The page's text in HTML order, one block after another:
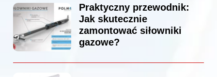
Praktyczny przewodnik:
Jak skutecznie
zamontować siłowniki
gazowe?